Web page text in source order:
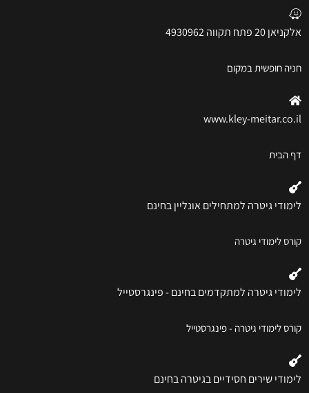
אלקניאן 20 פתח תקווה 4930962
חניה חופשית במקום
www.kley-meitar.co.il
דף הבית
לימודי גיטרה למתחילים אונליין בחינם
קורס לימודי גיטרה
לימודי גיטרה למתקדמים בחינם - פינגרסטייל
קורס לימודי גיטרה - פינגרסטייל
לימודי שירים חסידיים בגיטרה בחינם